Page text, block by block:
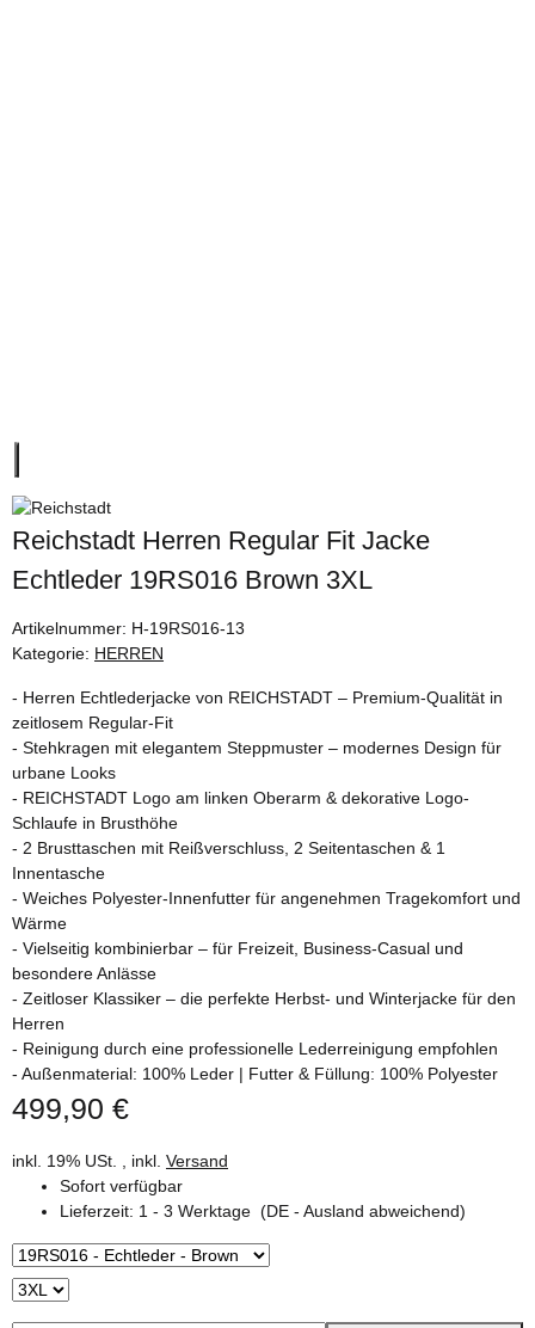
Reichstadt Herren Regular Fit Jacke
Echtleder 19RS016 Brown 3XL
Artikelnummer: H-19RS016-13
Kategorie: HERREN
- Herren Echtlederjacke von REICHSTADT – Premium-Qualität in
zeitlosem Regular-Fit
- Stehkragen mit elegantem Steppmuster – modernes Design für
urbane Looks
- REICHSTADT Logo am linken Oberarm & dekorative Logo-
Schlaufe in Brusthöhe
- 2 Brusttaschen mit Reißverschluss, 2 Seitentaschen & 1
Innentasche
- Weiches Polyester-Innenfutter für angenehmen Tragekomfort und
Wärme
- Vielseitig kombinierbar – für Freizeit, Business-Casual und
besondere Anlässe
- Zeitloser Klassiker – die perfekte Herbst- und Winterjacke für den
Herren
- Reinigung durch eine professionelle Lederreinigung empfohlen
- Außenmaterial: 100% Leder | Futter & Füllung: 100% Polyester
499,90 €
inkl. 19% USt. , inkl. Versand
Sofort verfügbar
Lieferzeit: 1 - 3 Werktage (DE - Ausland abweichend)